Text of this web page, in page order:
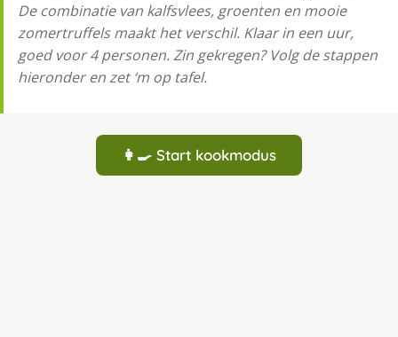
De combinatie van kalfsvlees, groenten en mooie
zomertruffels maakt het verschil. Klaar in een uur,
goed voor 4 personen. Zin gekregen? Volg de stappen
hieronder en zet ‘m op tafel.
👩‍🍳 Start kookmodus